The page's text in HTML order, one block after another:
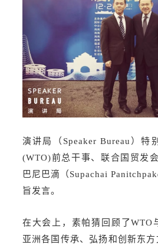
演讲局（Speaker Bureau）特
(WTO)前总干事、联合国贸发
巴尼巴滴（Supachai
旨发言。
在大会上，素帕猜回顾了WTO
亚洲各国传承、弘扬和创新东